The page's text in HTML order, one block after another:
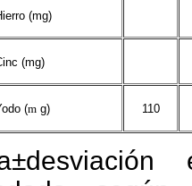
(mg)
(mg)
(m g) 110